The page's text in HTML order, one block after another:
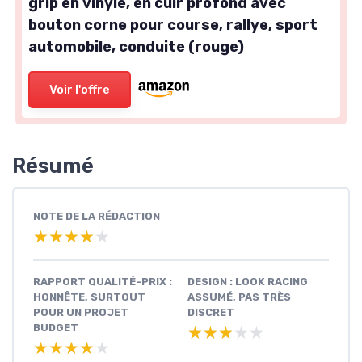
grip en vinyle, en cuir profond avec
bouton corne pour course, rallye, sport
automobile, conduite (rouge)
Voir l'offre
Résumé
NOTE DE LA RÉDACTION
★★★★★
★★★★★
RAPPORT QUALITÉ-PRIX :
HONNÊTE, SURTOUT
POUR UN PROJET
BUDGET
★★★★★
★★★★★
DESIGN : LOOK RACING
ASSUMÉ, PAS TRÈS
DISCRET
★★★★★
★★★★★